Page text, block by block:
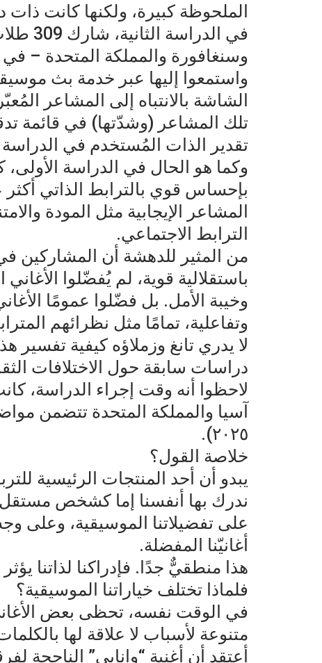
الملحوظة كبيرة، ولكنها كانت ذات
في
وسنغافورة والمملكة المتحدة – في
واستمعوا إليها عبر خدمة بث
الشاشة بالانتباه إلى المشاعر
تلك المشاعر (وشدّتها) في قائمة
تقدير الذات المُستخدم في الدراسة
وكما هو الحال في الدراسة
بإحساس قوي بالترابط الذاتي
المشاعر الإيجابية مثل المودة
الترابط الاجتماعي.
من المثير للدهشة أن المشاركين
باستقلالية قوية، لم يُفضّلوا
وخيبة الأمل. بل فضّلوا عمومًا
وتفاعلية، تمامًا مثل نظرائهم
لا يدري تانغ وزملاؤه كيفية تفسير
دراسات سابقة حول الاختلافات
لاحظوا أنه وقت إجراء الدراسة،
آسيا والمملكة المتحدة تتضمن
٢٠٢٥).
خلاصة القول؟
يبدو أن أحد المنتجات الرئيسية
ندرك بها أنفسنا إما كشخص
على تفضيلاتنا الموسيقية، وعلى
أغانيّنا المفضلة.
هذا منطقيٌّ جدًا. فإدراكنا لذاتنا
فلماذا تختلف خياراتنا الموسيقية؟
في الوقت نفسه، تحظى بعض
متنوعة لأسباب لا علاقة لها